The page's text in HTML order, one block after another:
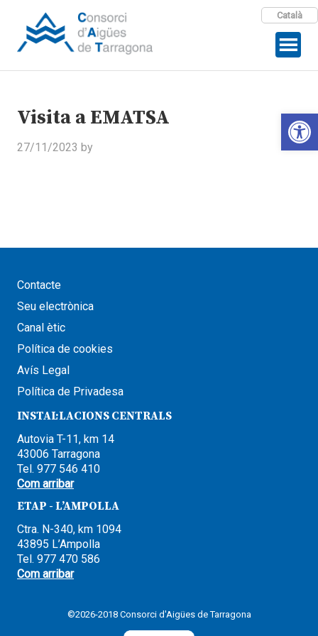
Català
Visita a EMATSA
27/11/2023 by
Contacte
Seu electrònica
Canal ètic
Política de cookies
Avís Legal
Política de Privadesa
INSTAL·LACIONS CENTRALS
Autovia T-11, km 14
43006 Tarragona
Tel. 977 546 410
Com arribar
ETAP - L’AMPOLLA
Ctra. N-340, km 1094
43895 L’Ampolla
Tel. 977 470 586
Com arribar
©2026-2018 Consorci d'Aigües de Tarragona